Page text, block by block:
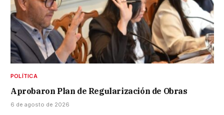
POLÍTICA
Aprobaron Plan de Regularización de Obras
6 de agosto de 2026